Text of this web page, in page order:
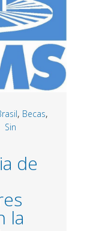
, Becas,
Sin
de
la